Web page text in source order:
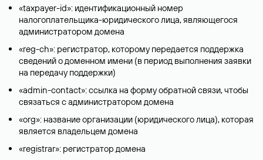
«taxpayer-id»: идентификационный номер
налогоплательщика-юридического лица, являющегося
администратором домена
«reg-ch»: регистратор, которому передается поддержка
сведений о доменном имени (в период выполнения заявки
на передачу поддержки)
«admin-contact»: ссылка на форму обратной связи, чтобы
связаться с администратором домена
«org»: название организации (юридического лица), которая
является владельцем домена
«registrar»: регистратор домена